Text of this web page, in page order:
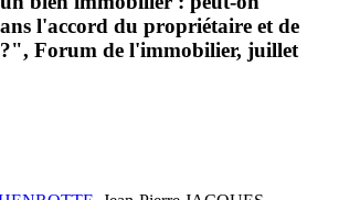
l'accord du propriétaire et de
Forum de l'immobilier, juillet